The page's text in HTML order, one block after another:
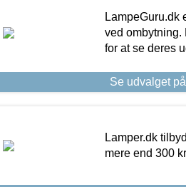
LampeGuru.dk
ved ombytning.
for at se deres
Se udvalget
Lamper.dk
mere end 300